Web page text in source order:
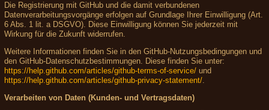
Die Registrierung mit GitHub und die damit verbundenen
Datenverarbeitungsvorgänge erfolgen auf Grundlage Ihrer Einwilligung (Art.
6 Abs. 1 lit. a DSGVO). Diese Einwilligung können Sie jederzeit mit
Wirkung für die Zukunft widerrufen.
Weitere Informationen finden Sie in den GitHub-Nutzungsbedingungen und
den GitHub-Datenschutzbestimmungen. Diese finden Sie unter:
https://help.github.com/articles/github-terms-of-service/ und
https://help.github.com/articles/github-privacy-statement/.
Verarbeiten von Daten (Kunden- und Vertragsdaten)